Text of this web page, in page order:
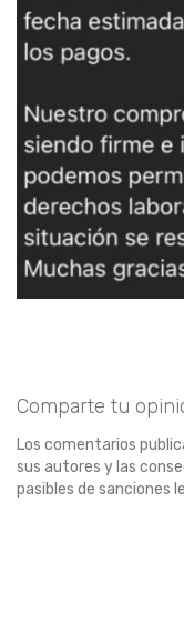
Comparte tu
Los comentarios
sus autores y las
pasibles de sanciones